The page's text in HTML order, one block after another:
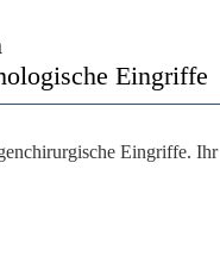
Eingriffe
Eingriffe. Ihr